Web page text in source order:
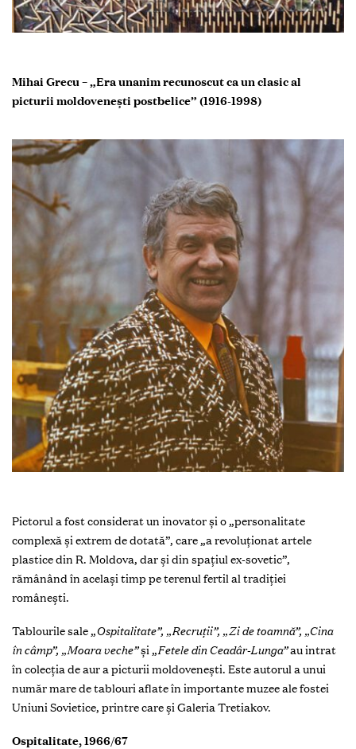
Mihai Grecu – „Era unanim recunoscut ca un clasic al
picturii moldoveneşti postbelice” (1916-1998)
Pictorul a fost considerat un inovator și o „personalitate
complexă și extrem de dotată”, care „a revoluționat artele
plastice din R. Moldova, dar și din spațiul ex-sovetic”,
rămânând în același timp pe terenul fertil al tradiției
românești.
Tablourile sale „Ospitalitate”, „Recruții”, „Zi de toamnă”, „Cina
în câmp”, „Moara veche”și „Fetele din Ceadâr-Lunga”au intrat
în colecția de aur a picturii moldovenești. Este autorul a unui
număr mare de tablouri aflate în importante muzee ale fostei
Uniuni Sovietice, printre care și Galeria Tretiakov.
Ospitalitate, 1966/67